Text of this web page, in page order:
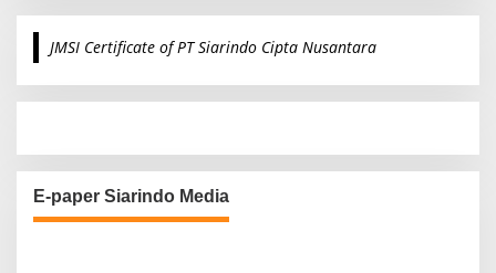
r
c
o
JMSI Certificate of PT Siarindo Cipta Nusantara
E-paper Siarindo Media